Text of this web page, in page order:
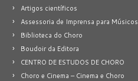
Artigos científicos
Assessoria de Imprensa para Músicos
Biblioteca do Choro
Boudoir da Editora
CENTRO DE ESTUDOS DE CHORO
Choro e Cinema – Cinema e Choro